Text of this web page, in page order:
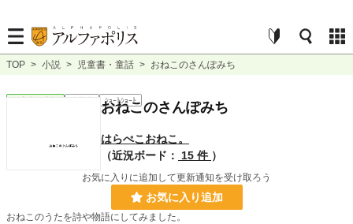
TOP > 小説 > 児童書・童話 > おねこのさんぽみち
ｼｮｰﾄｼｮｰﾄ
おねこのさんぽみち
はらぺこおねこ。
（近況ボード：
15 件 ）
お気に入りに追加して更新通知を受け取ろう
お気に入り追加
おねこのうたを詩や物語にしてみました。